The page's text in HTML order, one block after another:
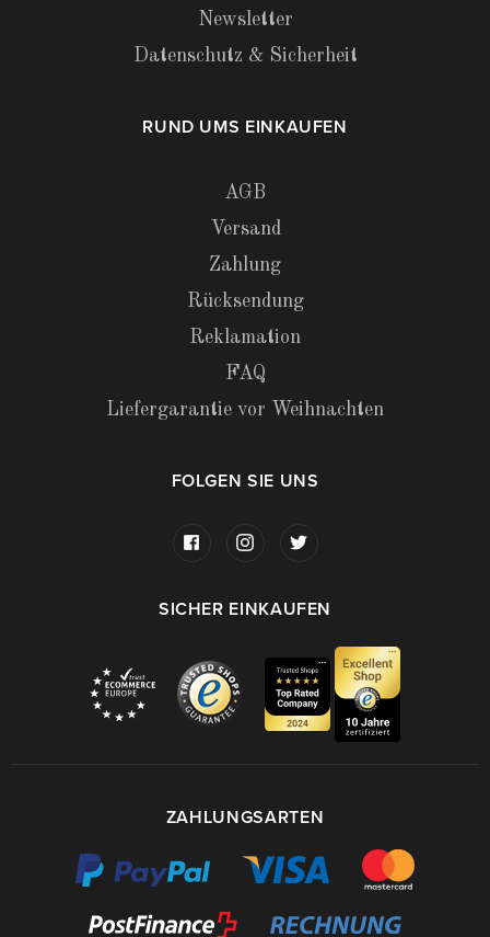
Newsletter
Datenschutz & Sicherheit
RUND UMS EINKAUFEN
AGB
Versand
Zahlung
Rücksendung
Reklamation
FAQ
Liefergarantie vor Weihnachten
FOLGEN SIE UNS
SICHER EINKAUFEN
ZAHLUNGSARTEN